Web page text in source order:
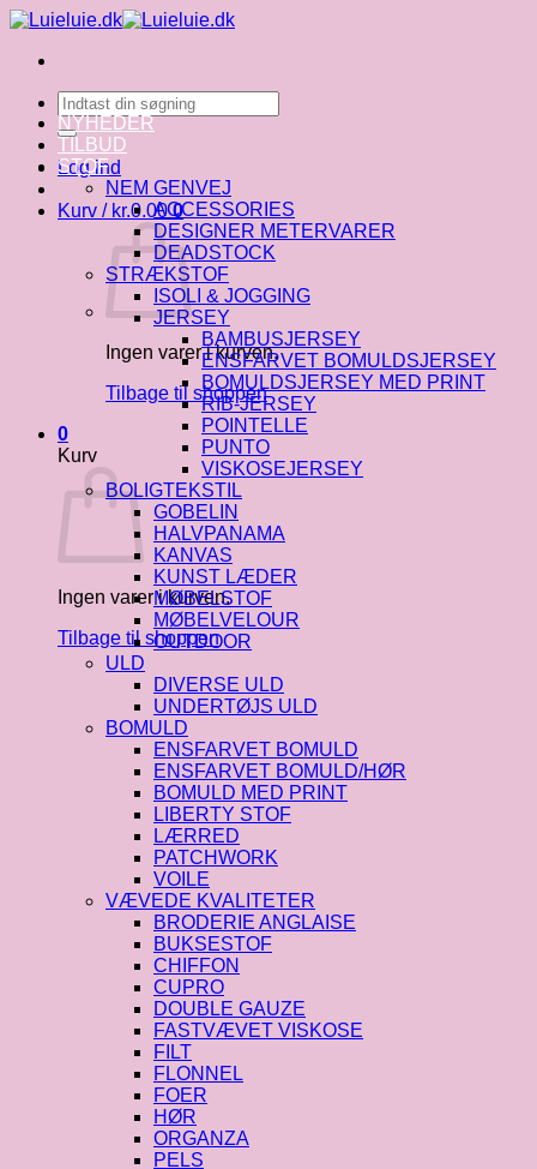
Fortsæt
indhold
Søg
efter:
Log ind
Kurv / kr.0.00 0
Ingen varer i kurven.
Tilbage til shoppen
0
Kurv
Ingen varer i kurven.
Tilbage til shoppen
NYHEDER
TILBUD
STOF
NEM GENVEJ
ACCESSORIES
DESIGNER METERVARER
DEADSTOCK
STRÆKSTOF
ISOLI & JOGGING
JERSEY
BAMBUSJERSEY
ENSFARVET BOMULDSJERSEY
BOMULDSJERSEY MED PRINT
RIB-JERSEY
POINTELLE
PUNTO
VISKOSEJERSEY
BOLIGTEKSTIL
GOBELIN
HALVPANAMA
KANVAS
KUNST LÆDER
MØBELSTOF
MØBELVELOUR
OUTDOOR
ULD
DIVERSE ULD
UNDERTØJS ULD
BOMULD
ENSFARVET BOMULD
ENSFARVET BOMULD/HØR
BOMULD MED PRINT
LIBERTY STOF
LÆRRED
PATCHWORK
VOILE
VÆVEDE KVALITETER
BRODERIE ANGLAISE
BUKSESTOF
CHIFFON
CUPRO
DOUBLE GAUZE
FASTVÆVET VISKOSE
FILT
FLONNEL
FOER
HØR
ORGANZA
PELS